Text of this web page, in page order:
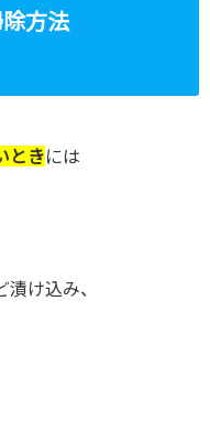
方法
ときには
け込み、